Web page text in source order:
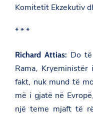
Komitetit Ekzekutiv
* * *
Richard Attias: Do
Rama,
fakt, nuk mund të
më i gjatë në
një teme mjaft të